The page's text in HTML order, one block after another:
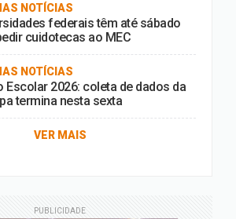
NOTÍCIAS
federais têm até sábado
cuidotecas ao MEC
NOTÍCIAS
Escolar 2026: coleta de dados da
termina nesta sexta
VER MAIS
PUBLICIDADE